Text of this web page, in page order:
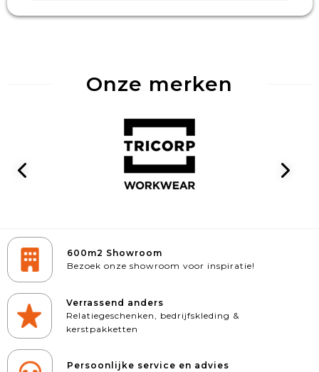
Onze merken
600m2 Showroom
Bezoek onze showroom voor inspiratie!
Verrassend anders
Relatiegeschenken, bedrijfskleding &
kerstpakketten
Persoonlijke service en advies